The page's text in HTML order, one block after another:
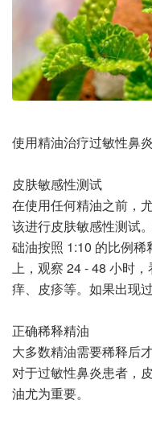
使用精油治疗过敏性鼻
皮肤敏感性测试
在使用任何精油之前，
该进行皮肤敏感性测试
础油按照 1:10 的比例
上，观察 24 - 48 小时
痒、皮疹等。如果出现
正确稀释精油
大多数精油需要稀释后
对于过敏性鼻炎患者，
油尤为重要。